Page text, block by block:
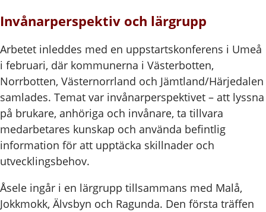
Invånarperspektiv och lärgrupp
Arbetet inleddes med en uppstartskonferens i Umeå
i februari, där kommunerna i Västerbotten,
Norrbotten, Västernorrland och Jämtland/Härjedalen
samlades. Temat var invånarperspektivet – att lyssna
på brukare, anhöriga och invånare, ta tillvara
medarbetares kunskap och använda befintlig
information för att upptäcka skillnader och
utvecklingsbehov.
Åsele ingår i en lärgrupp tillsammans med Malå,
Jokkmokk, Älvsbyn och Ragunda. Den första träffen